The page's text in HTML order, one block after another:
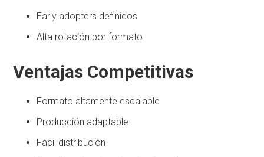
Early adopters definidos
Alta rotación por formato
Ventajas Competitivas
Formato altamente escalable
Producción adaptable
Fácil distribución